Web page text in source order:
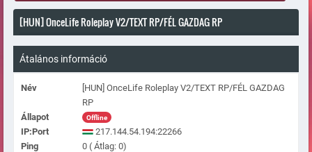
[HUN] OnceLife Roleplay V2/TEXT RP/FÉL GAZDAG RP
Átalános információ
Név
[HUN] OnceLife Roleplay V2/TEXT RP/FÉL GAZDAG
RP
Állapot
Offline
IP:Port
217.144.54.194:22266
Ping
0 ( Átlag: 0)